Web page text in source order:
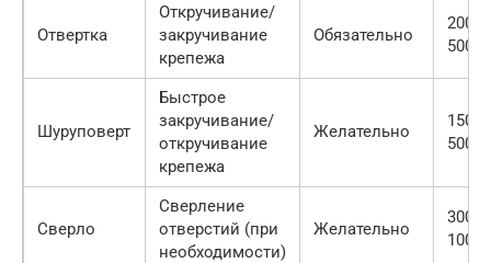
Отвертка
Откручивание/
закручивание
крепежа
Обязательно
200-
500
Шуруповерт
Быстрое
закручивание/
откручивание
крепежа
Желательно
1500-
5000
Сверло
Сверление
отверстий (при
необходимости)
Желательно
300-
1000